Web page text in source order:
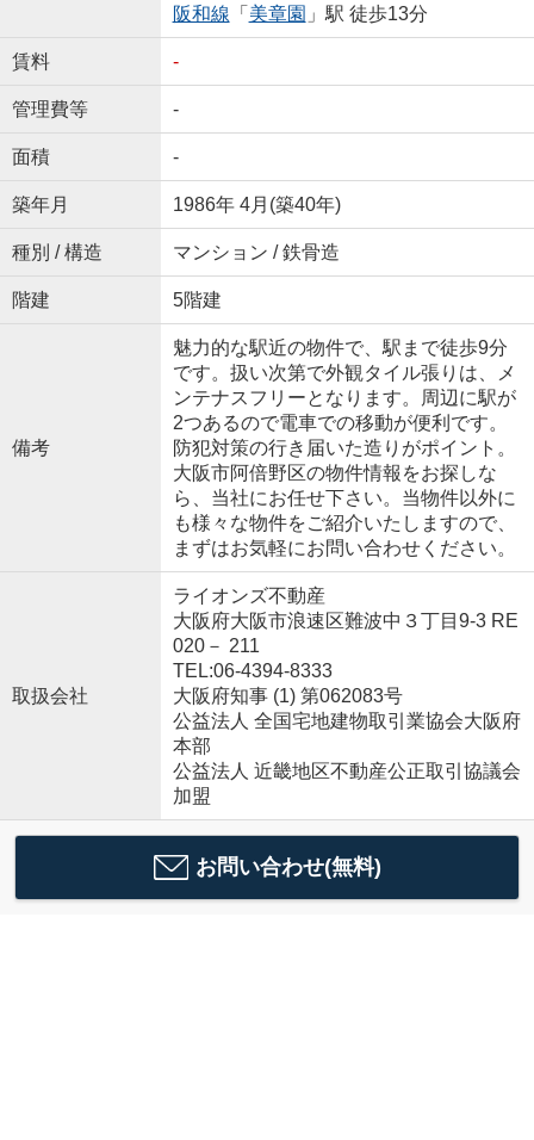
阪和線 「 美章園 」駅 徒歩13分
賃料 -
管理費等 -
面積 -
築年月 1986年 4月(築40年)
種別 / 構造 マンション / 鉄骨造
階建 5階建
備考
魅力的な駅近の物件で、駅まで徒歩9分
です。扱い次第で外観タイル張りは、メ
ンテナスフリーとなります。周辺に駅が
2つあるので電車での移動が便利です。
防犯対策の行き届いた造りがポイント。
大阪市阿倍野区の物件情報をお探しな
ら、当社にお任せ下さい。当物件以外に
も様々な物件をご紹介いたしますので、
まずはお気軽にお問い合わせください。
取扱会社
ライオンズ不動産
大阪府大阪市浪速区難波中３丁目9-3 RE
020－ 211
TEL:06-4394-8333
大阪府知事 (1) 第062083号
公益法人 全国宅地建物取引業協会大阪府
本部
公益法人 近畿地区不動産公正取引協議会
加盟
お問い合わせ(無料)